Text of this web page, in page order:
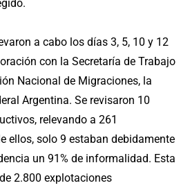
a cabo los días 3, 5, 10 y 12
con la Secretaría de Trabajo
Nacional de Migraciones, la
Argentina. Se revisaron 10
relevando a 261
ellos, solo 9 estaban debidamente
un 91% de informalidad. Esta
2.800 explotaciones